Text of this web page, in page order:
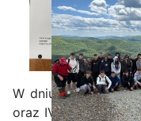
CISCO!
W dniu 26.06.2026
oraz IV TI otrzymali